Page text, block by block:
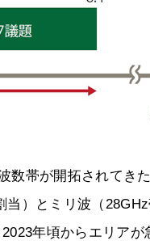
帯が開拓されてき
）とミリ波（
年頃からエリア